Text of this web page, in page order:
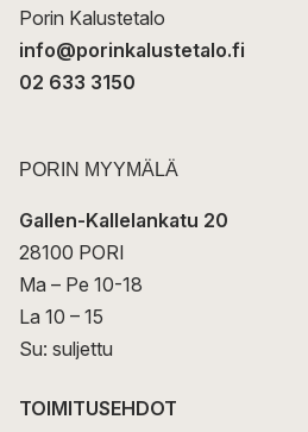
Porin Kalustetalo
info@porinkalustetalo.fi
02 633 3150
PORIN MYYMÄLÄ
Gallen-Kallelankatu 20
28100 PORI
Ma – Pe 10-18
La 10 – 15
Su: suljettu
TOIMITUSEHDOT